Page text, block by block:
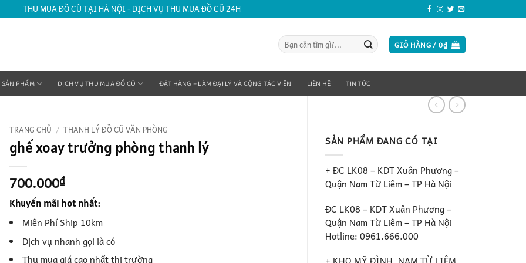
THU MUA ĐỒ CŨ TẠI HÀ NỘI - DỊCH VỤ THU MUA ĐỒ CŨ 24H
Tìm
kiếm:
GIỎ HÀNG /0₫
SẢN PHẨM DỊCH VỤ THU MUA ĐỒ CŨ ĐẶT HÀNG – LÀM ĐẠI LÝ VÀ CỘNG TÁC VIÊN LIÊN HỆ TIN TỨC
SẢN PHẨM ĐANG CÓ TẠI
+ ĐC LK08 – KDT Xuân Phương –
Quận Nam Từ Liêm – TP Hà Nội
ĐC LK08 – KDT Xuân Phương –
Quận Nam Từ Liêm – TP Hà Nội
Hotline: 0961.666.000
TRANG CHỦ / THANH LÝ ĐỒ CŨ VĂN PHÒNG
ghế xoay trưởng phòng thanh lý
700.000₫
Khuyến mãi hot nhất:
Miên Phí Ship 10km
Dịch vụ nhanh gọi là có
Thu mua giá cao nhất thị trường